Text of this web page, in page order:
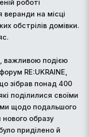
роботі
на місці
обстрілів домівки.
важливою подією
RE:UKRAINE,
зібрав понад 400
поділилися своїми
щодо подальшого
образу
приділено й